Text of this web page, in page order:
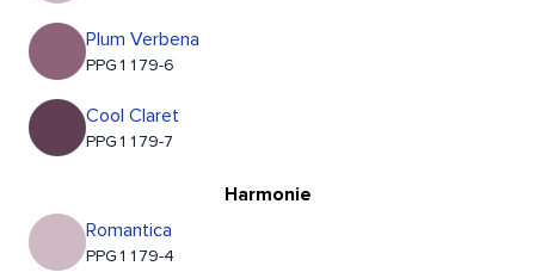
Plum Verbena
PPG1179-6
Cool Claret
PPG1179-7
Harmonie
Romantica
PPG1179-4